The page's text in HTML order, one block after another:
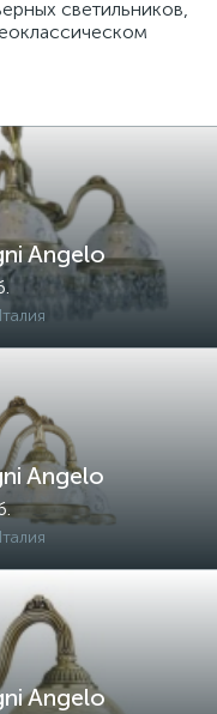
светильников,
Angelo
Angelo
Angelo